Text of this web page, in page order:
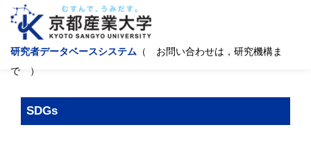
研究者データベースシステム （ お問い合わせは，研究機構ま
で ）
SDGs